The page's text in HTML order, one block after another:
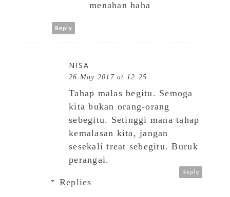
menahan haha
Reply
NISA
26 May 2017 at 12:25
Tahap malas begitu. Semoga
kita bukan orang-orang
sebegitu. Setinggi mana tahap
kemalasan kita, jangan
sesekali treat sebegitu. Buruk
perangai.
Reply
Replies